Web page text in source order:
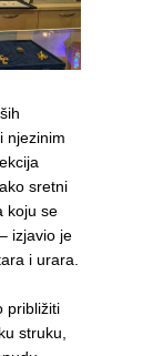
njezinim
sretni
koju se
izjavio je
i urara.
približiti
struku,